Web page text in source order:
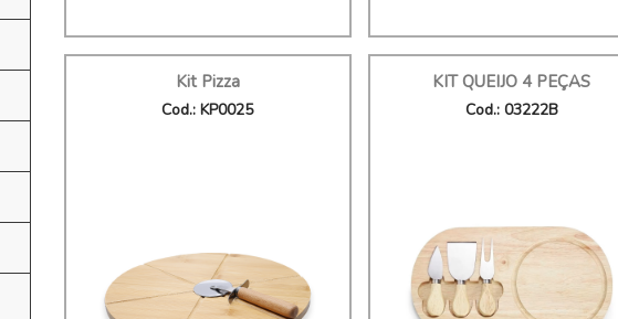
Kit Pizza
Cod.: KP0025
KIT QUEIJO 4 PEÇAS
Cod.: 03222B